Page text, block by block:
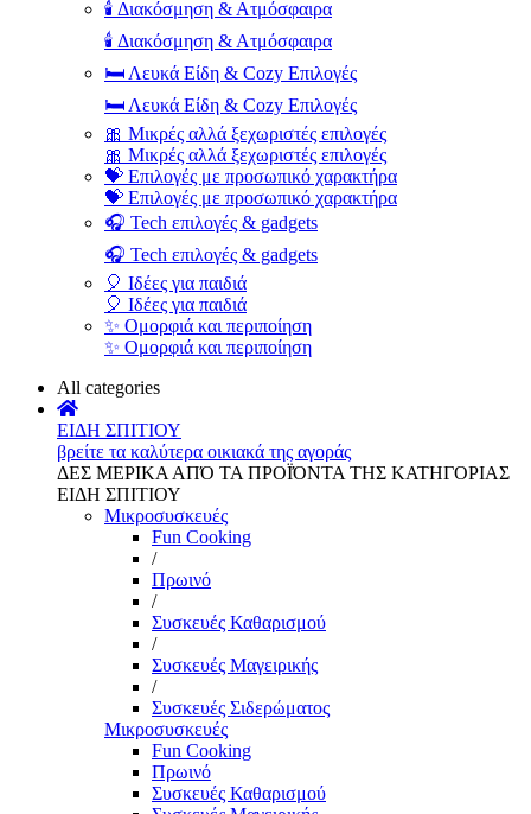
🕯️ Διακόσμηση & Ατμόσφαιρα
🕯️ Διακόσμηση & Ατμόσφαιρα
🛏️ Λευκά Είδη & Cozy Επιλογές
🛏️ Λευκά Είδη & Cozy Επιλογές
🎀 Μικρές αλλά ξεχωριστές επιλογές
🎀 Μικρές αλλά ξεχωριστές επιλογές
💝 Επιλογές με προσωπικό χαρακτήρα
💝 Επιλογές με προσωπικό χαρακτήρα
🎧 Tech επιλογές & gadgets
🎧 Tech επιλογές & gadgets
🎈 Ιδέες για παιδιά
🎈 Ιδέες για παιδιά
✨ Ομορφιά και περιποίηση
✨ Ομορφιά και περιποίηση
All categories
ΕΙΔΗ ΣΠΙΤΙΟΥ
βρείτε τα καλύτερα οικιακά της αγοράς
ΔΕΣ ΜΕΡΙΚΑ ΑΠΌ ΤΑ ΠΡΟΪΌΝΤΑ ΤΗΣ ΚΑΤΗΓΟΡΙΑΣ
ΕΙΔΗ ΣΠΙΤΙΟΥ
Μικροσυσκευές
Fun Cooking
/
Πρωινό
/
Συσκευές Καθαρισμού
/
Συσκευές Μαγειρικής
/
Συσκευές Σιδερώματος
Μικροσυσκευές
Fun Cooking
Πρωινό
Συσκευές Καθαρισμού